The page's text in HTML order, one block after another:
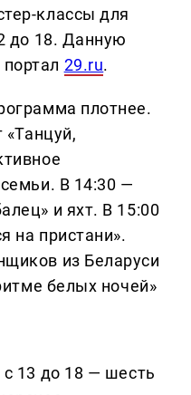
классы для
до 18. Данную
29.ru.
плотнее.
«Танцуй,
В 14:30 —
и яхт. В 15:00
на пристани».
из Беларуси
белых ночей»
13 до 18 — шесть